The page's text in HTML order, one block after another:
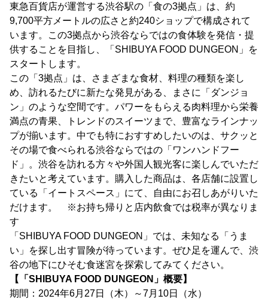
東急百貨店が運営する渋谷駅の「食の3拠点」は、約
9,700平方メートルの広さと約240ショップで構成されて
います。この3拠点から渋谷ならではの食体験を発信・提
供することを目指し、「SHIBUYA FOOD DUNGEON」を
スタートします。
この「3拠点」は、さまざまな食材、料理の種類を楽し
め、訪れるたびに新たな発見がある、まさに「ダンジョ
ン」のような空間です。パワーをもらえる肉料理から栄養
満点の青果、トレンドのスイーツまで、豊富なラインナッ
プが揃います。中でも特におすすめしたいのは、サクッと
その場で食べられる渋谷ならではの「ワンハンドフー
ド」。渋谷を訪れる方々や外国人観光客に楽しんでいただ
きたいと考えています。購入した商品は、各店舗に設置し
ている「イートスペース」にて、自由にお召しあがりいた
だけます。 ※お持ち帰りと店内飲食では税率が異なりま
す
「SHIBUYA FOOD DUNGEON」では、未知なる「うま
い」を探し出す冒険が待っています。ぜひ足を運んで、渋
谷の地下にひそむ食迷宮を探索してみてください。
【「SHIBUYA FOOD DUNGEON」概要】
期間：2024年6月27日（木）～7月10日（水）